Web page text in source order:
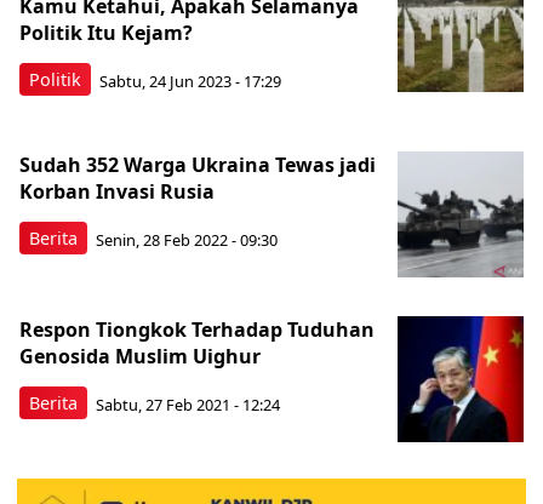
Politik
Kamu Ketahui, Apakah Selamanya
Politik Itu Kejam?
Sabtu, 24 Jun 2023 - 17:29
Berita
Sudah 352 Warga Ukraina Tewas jadi
Korban Invasi Rusia
Senin, 28 Feb 2022 - 09:30
Berita
Respon Tiongkok Terhadap Tuduhan
Genosida Muslim Uighur
Sabtu, 27 Feb 2021 - 12:24